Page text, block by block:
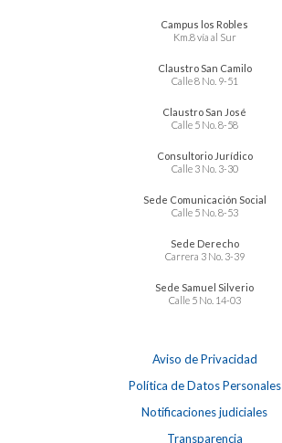
Campus los Robles
Km.8 vía al Sur
Claustro San Camilo
Calle 8 No. 9-51
Claustro San José
Calle 5 No. 8-58
Consultorio Jurídico
Calle 3 No. 3-30
Sede Comunicación Social
Calle 5 No. 8-53
Sede Derecho
Carrera 3 No. 3-39
Sede Samuel Silverio
Calle 5 No. 14-03
Aviso de Privacidad
Política de Datos Personales
Notificaciones judiciales
Transparencia